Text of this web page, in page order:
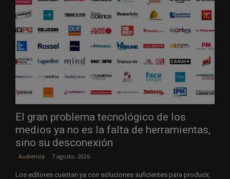
El gran problema tecnológico de los
medios ya no es la falta de herramientas,
sino su desconexión
Audiencia 7 agosto, 2026
Los editores cuentan ya con soluciones suficientes para producir,